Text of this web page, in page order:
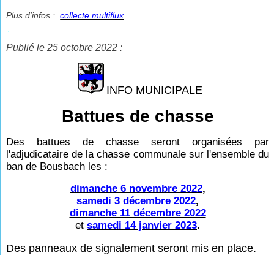
Plus d'infos :collecte multiflux
Publié le 25 octobre 2022 :
INFO MUNICIPALE
Battues de chasse
Des battues de chasse seront organisées par
l'adjudicataire de la chasse communale sur l'ensemble du
ban de Bousbach les :
dimanche 6 novembre 2022,
samedi 3 décembre 2022,
dimanche 11 décembre 2022
et samedi 14 janvier 2023.
Des panneaux de signalement seront mis en place.